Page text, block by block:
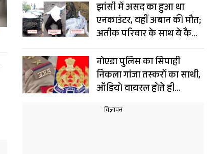
झांसी में असद का हुआ था
एनकाउंटर, वहीं अबान की मौत;
अतीक परिवार के साथ ये कैसा
संयोग!
नोएडा पुलिस का सिपाही
निकला गांजा तस्करों का साथी,
ऑडियो वायरल होते ही
गिरफ्तार, नौकरी भी गई